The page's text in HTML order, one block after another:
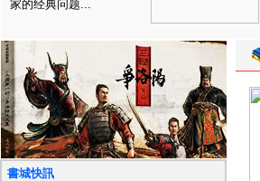
家的经典问题...
書城快訊